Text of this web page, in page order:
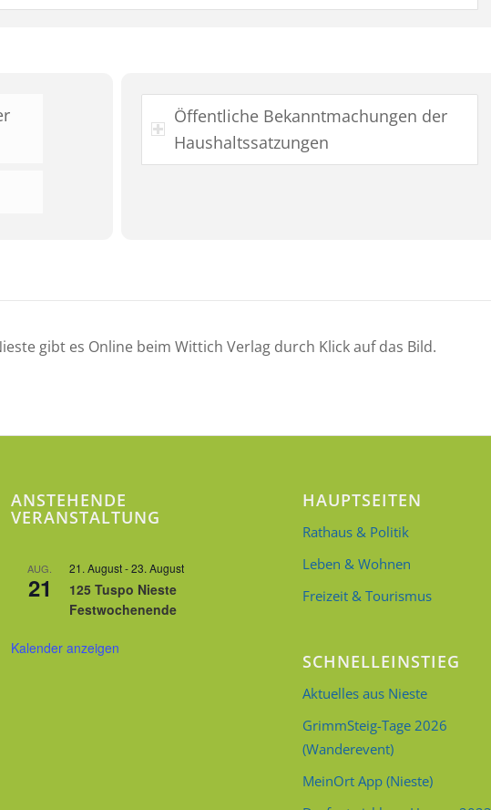
Öffentliche Bekanntmachungen der
Haushaltssatzungen
gibt es Online beim Wittich Verlag durch Klick auf das Bild.
ANSTEHENDE
VERANSTALTUNG
AUG.
21
21. August-23. August
125 Tuspo Nieste
Festwochenende
Kalender anzeigen
HAUPTSEITEN
Rathaus & Politik
Leben & Wohnen
Freizeit & Tourismus
SCHNELLEINSTIEG
Aktuelles aus Nieste
GrimmSteig-Tage 2026
(Wanderevent)
MeinOrt App (Nieste)